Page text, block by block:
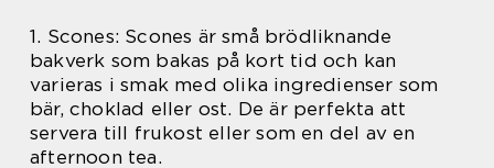
1. Scones: Scones är små brödliknande
bakverk som bakas på kort tid och kan
varieras i smak med olika ingredienser som
bär, choklad eller ost. De är perfekta att
servera till frukost eller som en del av en
afternoon tea.